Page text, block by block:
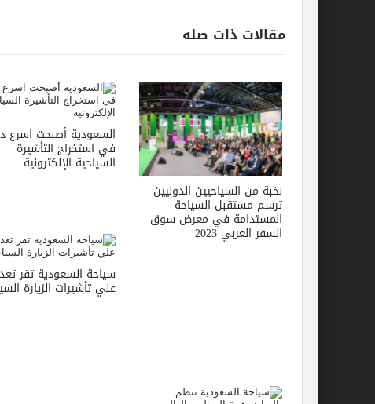
مقالات ذات صله
نخبة من السياحيين الدوليين
ترسم مستقبل السياحة
المستدامة في معرض سوق
السفر العربي 2023
السعودية أصبحت اسرع
في استخراج التأشيرة
السياحية الإلكترونية
سياحة السعودية تقر
علي تأشيرات الزيارة